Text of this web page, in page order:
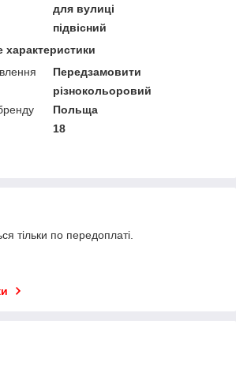
для вулиці
підвісний
характеристики
Передзамовити
різнокольоровий
Польща
18
тільки по передоплаті.